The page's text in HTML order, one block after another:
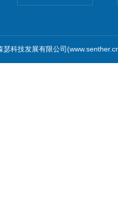
科技发展有限公司